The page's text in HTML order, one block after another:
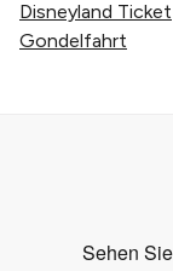
Disneyland Ticket
Gondelfahrt